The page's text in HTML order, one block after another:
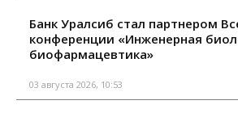
Банк Уралсиб стал партнером
конференции «Инженерная
биофармацевтика»
03 августа 2026, 10:53